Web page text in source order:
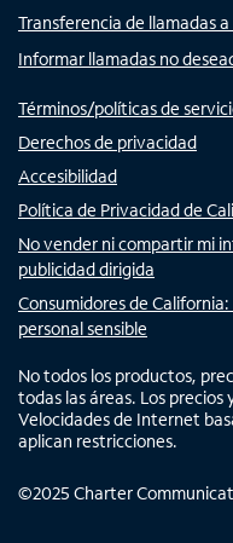
Transferencia de llamadas
Informar llamadas no
Términos/políticas de
Derechos de privacidad
Accesibilidad
Política de Privacidad de
No vender ni compartir mi
publicidad dirigida
Consumidores de
personal sensible
No todos los productos,
todas las áreas. Los
Velocidades de Internet
aplican restricciones.
©2025 Charter